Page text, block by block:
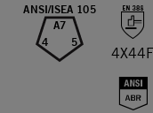
ANSI/ISEA 105
A7
4 5
4X44F